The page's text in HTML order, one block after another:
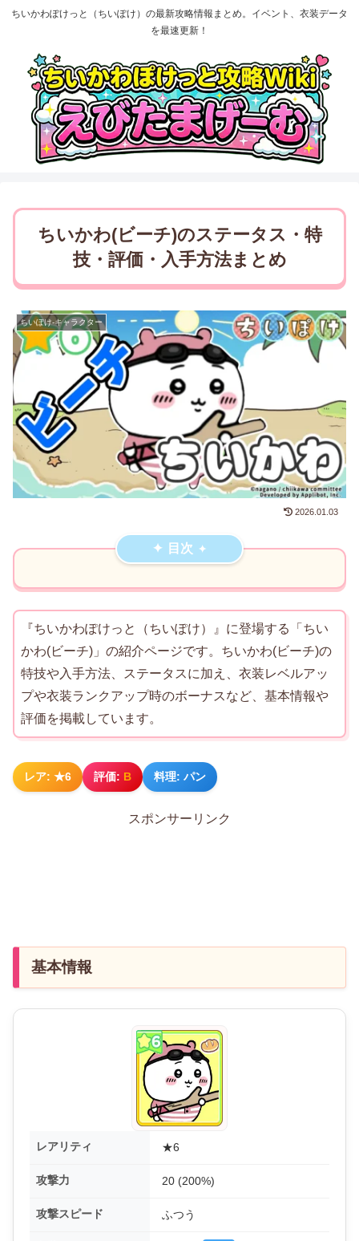
ちいかわぽけっと（ちいぽけ）の最新攻略情報まとめ。イベント、衣装データ
を最速更新！
ちいかわ(ビーチ)のステータス・特
技・評価・入手方法まとめ
ちいぽけ-キャラクター
2026.01.03
目次
『ちいかわぽけっと（ちいぽけ）』に登場する「ちい
かわ(ビーチ)」の紹介ページです。ちいかわ(ビーチ)の
特技や入手方法、ステータスに加え、衣装レベルアッ
プや衣装ランクアップ時のボーナスなど、基本情報や
評価を掲載しています。
レア: ★6 評価: B 料理: パン
スポンサーリンク
基本情報
レアリティ ★6
攻撃力 20 (200%)
攻撃スピード ふつう